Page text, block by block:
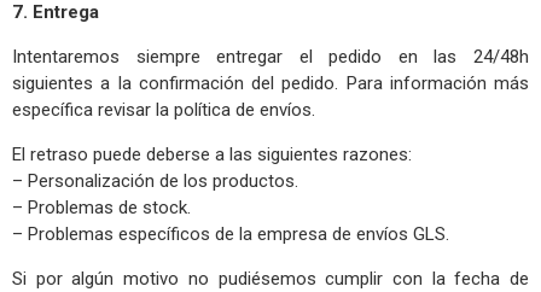
7. Entrega
Intentaremos siempre entregar el pedido en las 24/48h
siguientes a la confirmación del pedido. Para información más
específica revisar la política de envíos.
El retraso puede deberse a las siguientes razones:
– Personalización de los productos.
– Problemas de stock.
– Problemas específicos de la empresa de envíos GLS.
Si por algún motivo no pudiésemos cumplir con la fecha de